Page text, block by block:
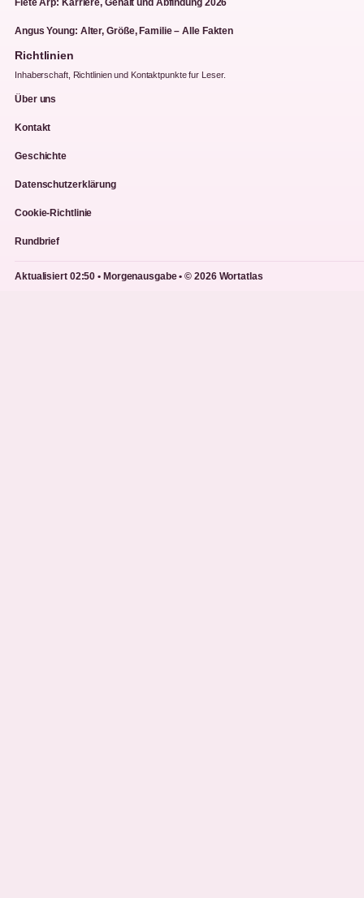
Angus Young: Alter, Größe, Familie – Alle Fakten
Richtlinien
Inhaberschaft, Richtlinien und Kontaktpunkte fur Leser.
Über uns
Kontakt
Geschichte
Datenschutzerklärung
Cookie-Richtlinie
Rundbrief
Aktualisiert 02:50 • Morgenausgabe • © 2026 Wortatlas